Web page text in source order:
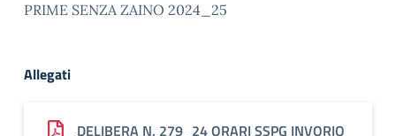
PRIME SENZA ZAINO 2024_25
Allegati
DELIBERA N. 279_24 ORARI SSPG INVORIO